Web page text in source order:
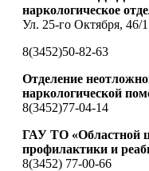
наркологическое
Ул. 25-го Октября, 46/1
8(3452)50-82-63
Отделение
наркологической
8(3452)77-04-14
ГАУ ТО «Областной
профилактики и
8(3452) 77-00-66